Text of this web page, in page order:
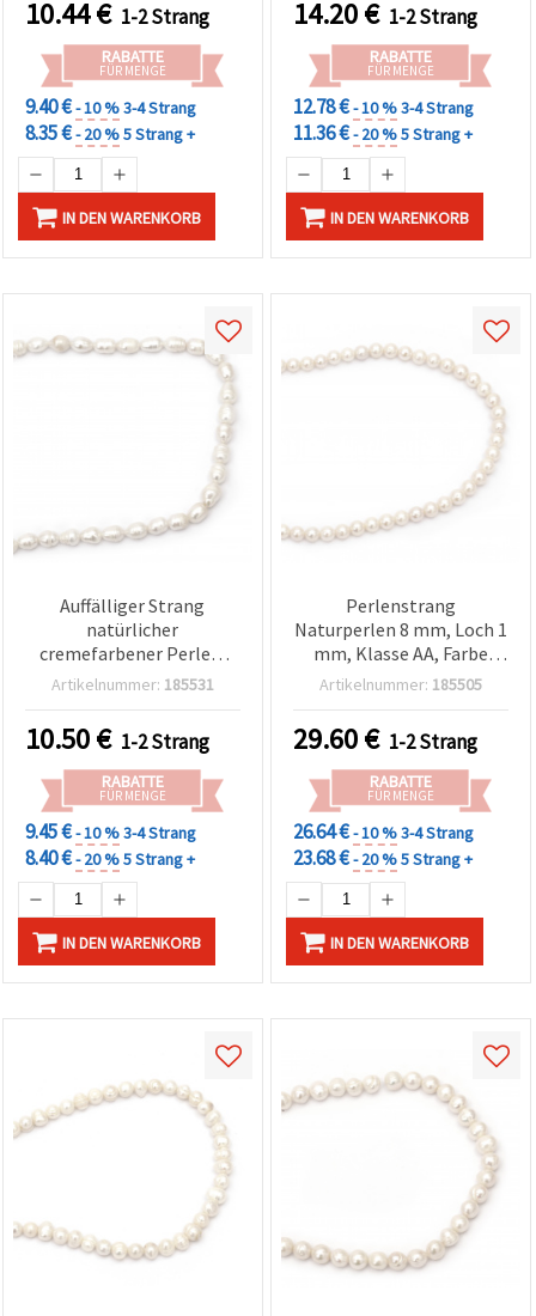
können Sie
jederzeit
widerrufen.
Impressum
Datenschutzerklärung
Cookie-
Richtlinie
Alle
Cookie-
luxuriöse Schmuckdesigns
und Bastelprojekte
10.44€ 1-2 Strang
RABATTE
FÜR MENGE
9.40 €- 10 %3-4 Strang
8.35 €- 20 %5 Strang +
IN DEN WARENKORB
Schmuckperlen zum
Basteln &
Schmuckherstellen (Mix)
14.20€ 1-2 Strang
RABATTE
FÜR MENGE
12.78 €- 10 %3-4 Strang
11.36 €- 20 %5 Strang +
IN DEN WARENKORB
Auffälliger Strang
natürlicher
cremefarbener Perlen,
9~10x10~20 mm, Loch 0,5
Stück, assortiert/mix,
ideal für Statement- &
Luxus-Schmuckdesigns
(Basteln,
Schmuckzubehör)
Artikelnummer: 185531
10.50€ 1-2 Strang
RABATTE
FÜR MENGE
9.45 €- 10 %3-4 Strang
8.40 €- 20 %5 Strang +
IN DEN WARENKORB
Perlenstrang
Naturperlen 8 mm, Loch 1
mm, Klasse AA, Farbe
Creme – ca. 52 Stück
Artikelnummer: 185505
29.60€ 1-2 Strang
RABATTE
FÜR MENGE
26.64 €- 10 %3-4 Strang
23.68 €- 20 %5 Strang +
IN DEN WARENKORB